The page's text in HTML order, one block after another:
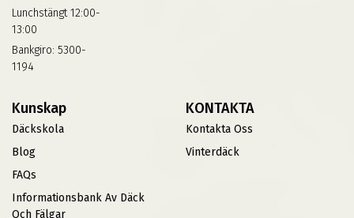
Lunchstängt 12:00-
13:00
Bankgiro: 5300-
1194
Kunskap
Däckskola
Blog
FAQs
Informationsbank Av Däck
Och Fälgar
KONTAKTA
Kontakta Oss
Vinterdäck